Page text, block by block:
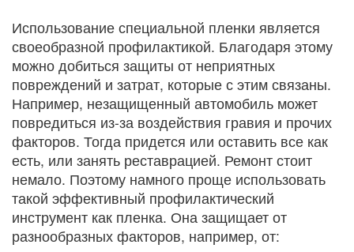
Использование специальной пленки является
своеобразной профилактикой. Благодаря этому
можно добиться защиты от неприятных
повреждений и затрат, которые с этим связаны.
Например, незащищенный автомобиль может
повредиться из-за воздействия гравия и прочих
факторов. Тогда придется или оставить все как
есть, или занять реставрацией. Ремонт стоит
немало. Поэтому намного проще использовать
такой эффективный профилактический
инструмент как пленка. Она защищает от
разнообразных факторов, например, от: